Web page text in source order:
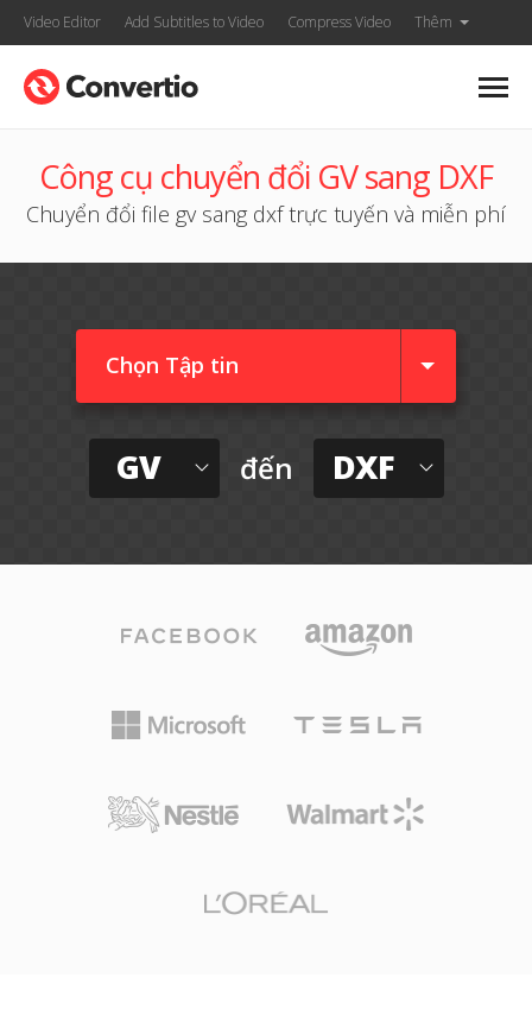
Video Editor Add Subtitles to Video Compress Video Thêm
Công cụ chuyển đổi GV sang DXF
Chuyển đổi file gv sang dxf trực tuyến và miễn phí
Chọn Tập tin
GV đến DXF